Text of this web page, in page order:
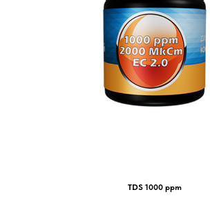
TDS 1000 ppm